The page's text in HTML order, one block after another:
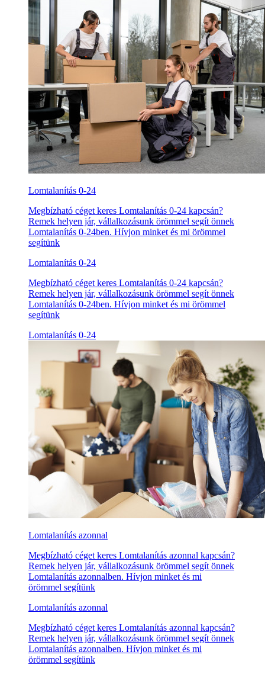
Lomtalanítás 0-24
Megbízható céget keres Lomtalanítás 0-24 kapcsán?
Remek helyen jár, vállalkozásunk örömmel segít önnek
Lomtalanítás 0-24ben. Hívjon minket és mi örömmel
segítünk
Lomtalanítás 0-24
Megbízható céget keres Lomtalanítás 0-24 kapcsán?
Remek helyen jár, vállalkozásunk örömmel segít önnek
Lomtalanítás 0-24ben. Hívjon minket és mi örömmel
segítünk
Lomtalanítás 0-24
Lomtalanítás azonnal
Megbízható céget keres Lomtalanítás azonnal kapcsán?
Remek helyen jár, vállalkozásunk örömmel segít önnek
Lomtalanítás azonnalben. Hívjon minket és mi
örömmel segítünk
Lomtalanítás azonnal
Megbízható céget keres Lomtalanítás azonnal kapcsán?
Remek helyen jár, vállalkozásunk örömmel segít önnek
Lomtalanítás azonnalben. Hívjon minket és mi
örömmel segítünk